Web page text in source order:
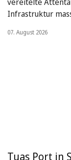
Infrastruktur
07. August 2026
Tuas Port in